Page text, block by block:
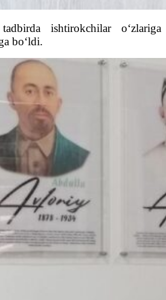
ishtirokchilar o‘zlariga
bo‘ldi.